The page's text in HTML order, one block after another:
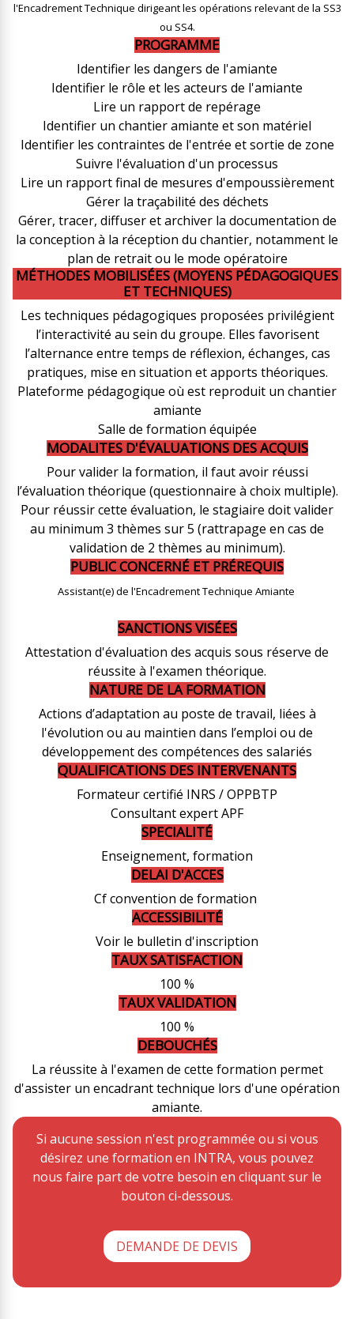
Si aucune session n'est programmée ou si vous
désirez une formation en INTRA, vous pouvez
nous faire part de votre besoin en cliquant sur le
bouton ci-dessous.
DEMANDE DE DEVIS
l'Encadrement Technique dirigeant les opérations relevant de la SS3
ou SS4.
PROGRAMME
Identifier les dangers de l'amiante
Identifier le rôle et les acteurs de l'amiante
Lire un rapport de repérage
Identifier un chantier amiante et son matériel
Identifier les contraintes de l'entrée et sortie de zone
Suivre l'évaluation d'un processus
Lire un rapport final de mesures d'empoussièrement
Gérer la traçabilité des déchets
Gérer, tracer, diffuser et archiver la documentation de
la conception à la réception du chantier, notamment le
plan de retrait ou le mode opératoire
MÉTHODES MOBILISÉES (MOYENS PÉDAGOGIQUES
ET TECHNIQUES)
Les techniques pédagogiques proposées privilégient
l’interactivité au sein du groupe. Elles favorisent
l’alternance entre temps de réflexion, échanges, cas
pratiques, mise en situation et apports théoriques.
Plateforme pédagogique où est reproduit un chantier
amiante
Salle de formation équipée
MODALITES D'ÉVALUATIONS DES ACQUIS
Pour valider la formation, il faut avoir réussi
l’évaluation théorique (questionnaire à choix multiple).
Pour réussir cette évaluation, le stagiaire doit valider
au minimum 3 thèmes sur 5 (rattrapage en cas de
validation de 2 thèmes au minimum).
PUBLIC CONCERNÉ ET PRÉREQUIS
Assistant(e) de l'Encadrement Technique Amiante
SANCTIONS VISÉES
Attestation d'évaluation des acquis sous réserve de
réussite à l'examen théorique.
NATURE DE LA FORMATION
Actions d’adaptation au poste de travail, liées à
l'évolution ou au maintien dans l’emploi ou de
développement des compétences des salariés
QUALIFICATIONS DES INTERVENANTS
Formateur certifié INRS / OPPBTP
Consultant expert APF
SPECIALITÉ
Enseignement, formation
DELAI D'ACCES
Cf convention de formation
ACCESSIBILITÉ
Voir le bulletin d'inscription
TAUX SATISFACTION
100 %
TAUX VALIDATION
100 %
DEBOUCHÉS
La réussite à l'examen de cette formation permet
d'assister un encadrant technique lors d'une opération
amiante.